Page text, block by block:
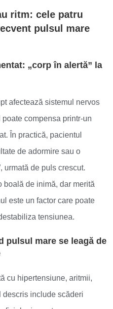
ritm: cele patru
pulsul mare
„corp în alertă” la
afectează sistemul nervos
compensa printr-un
În practică, pacientul
de adormire sau o
urmată de puls crescut.
boală de inimă, dar merită
este un factor care poate
tensiunea.
pulsul mare se leagă de
cu hipertensiune, aritmii,
descris include scăderi